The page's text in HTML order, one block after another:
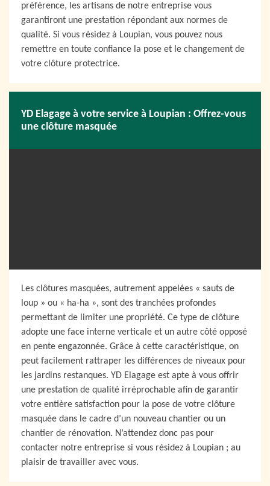
préférence, les artisans de notre entreprise vous
garantiront une prestation répondant aux normes de
qualité. Si vous résidez à Loupian, vous pouvez nous
remettre en toute confiance la pose et le changement de
votre clôture protectrice.
YD Elagage à votre service à Loupian : Offrez-vous
une clôture masquée
Les clôtures masquées, autrement appelées « sauts de
loup » ou « ha-ha », sont des tranchées profondes
permettant de limiter une propriété. Ce type de clôture
adopte une face interne verticale et un autre côté opposé
en pente engazonnée. Grâce à cette caractéristique, on
peut facilement rattraper les différences de niveaux pour
les jardins restanques. YD Elagage est apte à vous offrir
une prestation de qualité irréprochable afin de garantir
votre entière satisfaction pour la pose de votre clôture
masquée dans le cadre d’un nouveau chantier ou un
chantier de rénovation. N’attendez donc pas pour
contacter notre entreprise si vous résidez à Loupian ; au
plaisir de travailler avec vous.